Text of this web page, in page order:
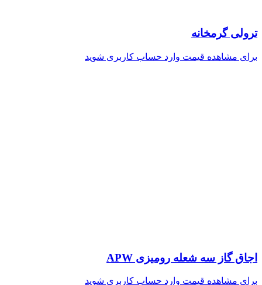
ترولی گرمخانه
برای مشاهده قیمت وارد حساب کاربری شوید
اجاق گاز سه شعله رومیزی APW
برای مشاهده قیمت وارد حساب کاربری شوید